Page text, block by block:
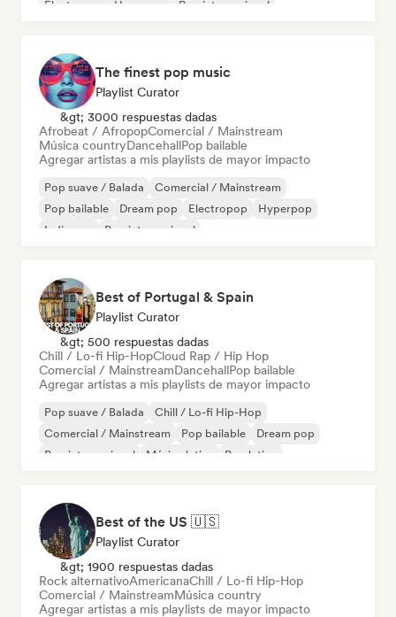
Electropop
Hyperpop Pop internacional
The finest pop music
Playlist Curator
&gt; 3000 respuestas dadas
Afrobeat / AfropopComercial / Mainstream
Música countryDancehallPop bailable
Agregar artistas a mis playlists de mayor impacto
Pop suave / Balada
Comercial / Mainstream
Pop bailable
Dream pop Electropop
Hyperpop
Indie pop
Pop internacional
Best of Portugal & Spain
Playlist Curator
&gt; 500 respuestas dadas
Chill / Lo-fi Hip-HopCloud Rap / Hip Hop
Comercial / MainstreamDancehallPop bailable
Agregar artistas a mis playlists de mayor impacto
Pop suave / Balada
Chill / Lo-fi Hip-Hop
Comercial / Mainstream
Pop bailable
Dream pop
Pop internacional
Música latina Pop latino
Best of the US 🇺🇸
Playlist Curator
&gt; 1900 respuestas dadas
Rock alternativoAmericanaChill / Lo-fi Hip-Hop
Comercial / MainstreamMúsica country
Agregar artistas a mis playlists de mayor impacto